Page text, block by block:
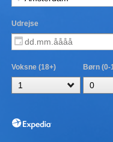
Udrejse
Voksne (18+) Børn (0-